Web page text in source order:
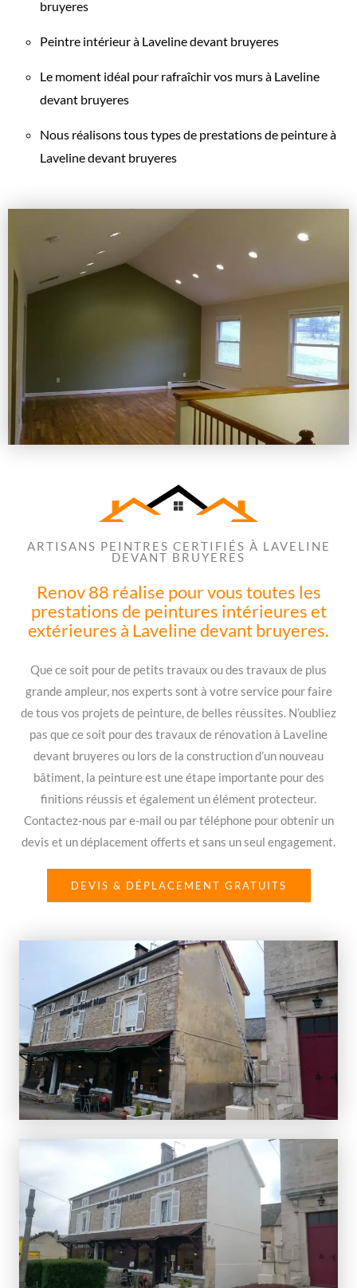
bruyeres
Peintre intérieur à Laveline devant bruyeres
Le moment idéal pour rafraîchir vos murs à Laveline
devant bruyeres
Nous réalisons tous types de prestations de peinture à
Laveline devant bruyeres
ARTISANS PEINTRES CERTIFIÉS À LAVELINE
DEVANT BRUYERES
Renov 88 réalise pour vous toutes les
prestations de peintures intérieures et
extérieures à Laveline devant bruyeres.
Que ce soit pour de petits travaux ou des travaux de plus
grande ampleur, nos experts sont à votre service pour faire
de tous vos projets de peinture, de belles réussites. N’oubliez
pas que ce soit pour des travaux de rénovation à Laveline
devant bruyeres ou lors de la construction d’un nouveau
bâtiment, la peinture est une étape importante pour des
finitions réussis et également un élément protecteur.
Contactez-nous par e-mail ou par téléphone pour obtenir un
devis et un déplacement offerts et sans un seul engagement.
DEVIS & DÉPLACEMENT GRATUITS